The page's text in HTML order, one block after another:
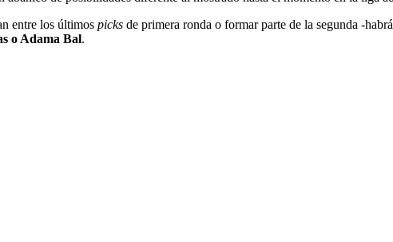
entre los últimos picks de primera ronda o formar parte de la segunda -
o Adama Bal.